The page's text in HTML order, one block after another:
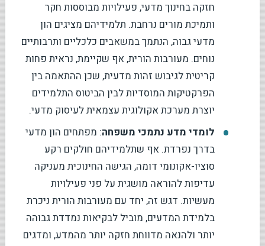
חזקה בחינוך מדעי, פעילויות מבוססות חקר
ותמיכת מורים נרחבת. תלמידיהם מציגים הון
מדעי גבוה, הנתמך במשאבים כלכליים ותרבותיים
נוחים. מעורבות הורית, אף שקיימת, נראית פחות
קריטית לגיבוש זהות מדעית, שכן ההתאמה בין
הפרקטיקות המוסדיות לבין הביטוס התלמידים
יוצרת מערכת אקולוגית עצמאית לעיסוק מדעי.
לומדי מדע נתמכי משפחה: מפתחים הון מדעי
בדרך נפרדת. אף שתלמידיהם חולקים רקע
סוציו-אקונומי דומה, הגישה החינוכית מעניקה
עדיפות להוראה מושגית על פני פעילויות
מעשיות. דגש זה, יחד עם מעורבות הורית ניכרת
בלמידת המדעים, מוביל לבקיאות נמדדת גבוהה
יותר ולהנאה מדווחת חזקה יותר מהמדע, ומדגים